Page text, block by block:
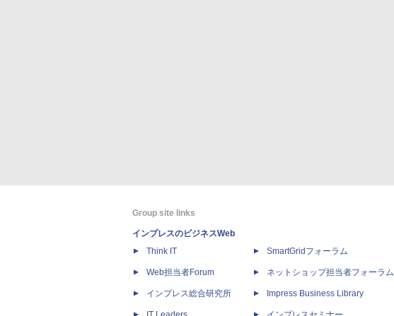
Group site links
インプレスのビジネスWeb
Think IT
Web担当者Forum
インプレス総合研究所
SmartGridフォーラム
ネットショップ担当者フォーラム
Impress Business Library